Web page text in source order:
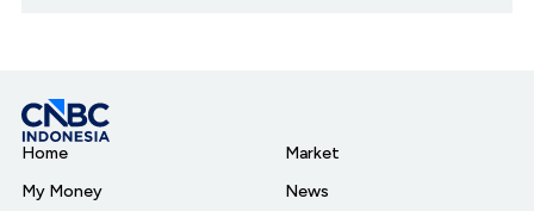
Home
My Money
Market
News